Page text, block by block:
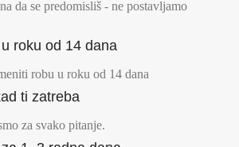
da se predomisliš - ne postavljamo
roku od 14 dana
robu u roku od 14 dana
ti zatreba
za svako pitanje.